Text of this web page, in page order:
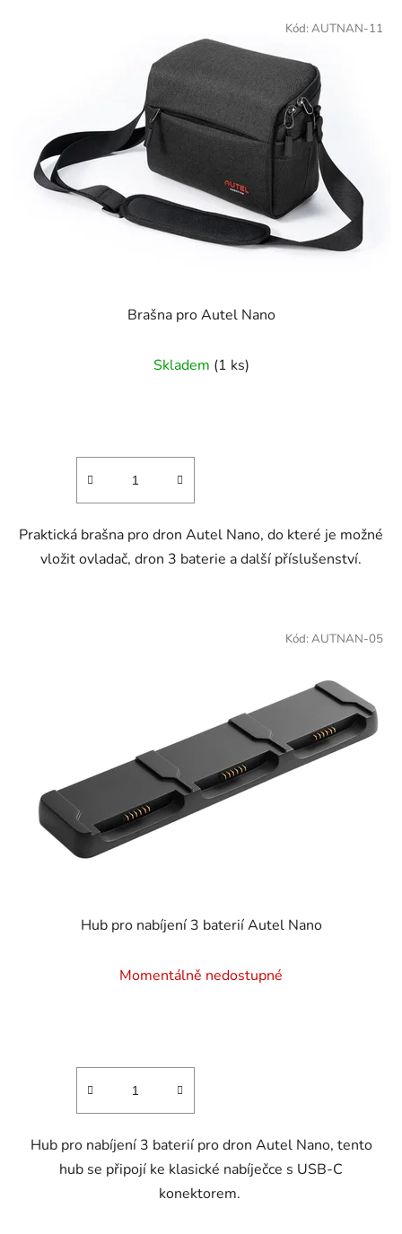
Brašna pro Autel Nano
Skladem (1 ks)
Praktická brašna pro dron Autel Nano, do které je možné
vložit ovladač, dron 3 baterie a další příslušenství.
Kód: AUTNAN-11
Hub pro nabíjení 3 baterií Autel Nano
Momentálně nedostupné
Hub pro nabíjení 3 baterií pro dron Autel Nano, tento
hub se připojí ke klasické nabíječce s USB-C
konektorem.
Kód: AUTNAN-05